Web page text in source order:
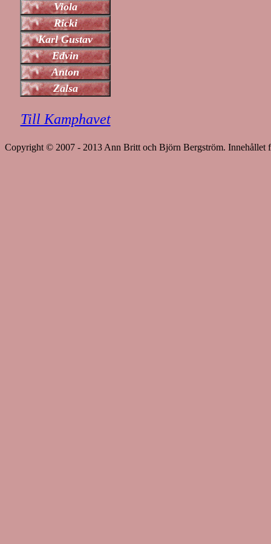
Till Kamphavet
Copyright © 2007 - 2013 Ann Britt och Björn Bergström. Innehållet